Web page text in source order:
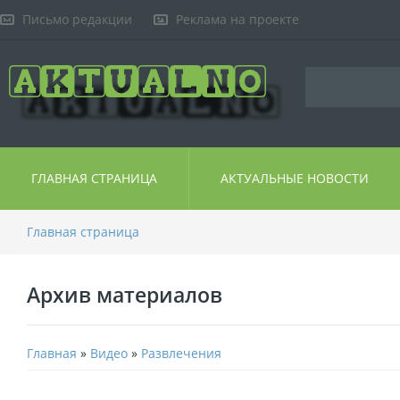
Письмо редакции Реклама на проекте
ГЛАВНАЯ СТРАНИЦА АКТУАЛЬНЫЕ НОВОСТИ
Главная страница
Архив материалов
Главная » Видео » Развлечения